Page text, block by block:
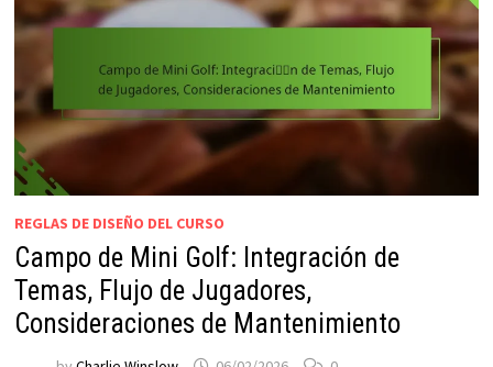
REGLAS DE DISEÑO DEL CURSO
Campo de Mini Golf: Integración de
Temas, Flujo de Jugadores,
Consideraciones de Mantenimiento